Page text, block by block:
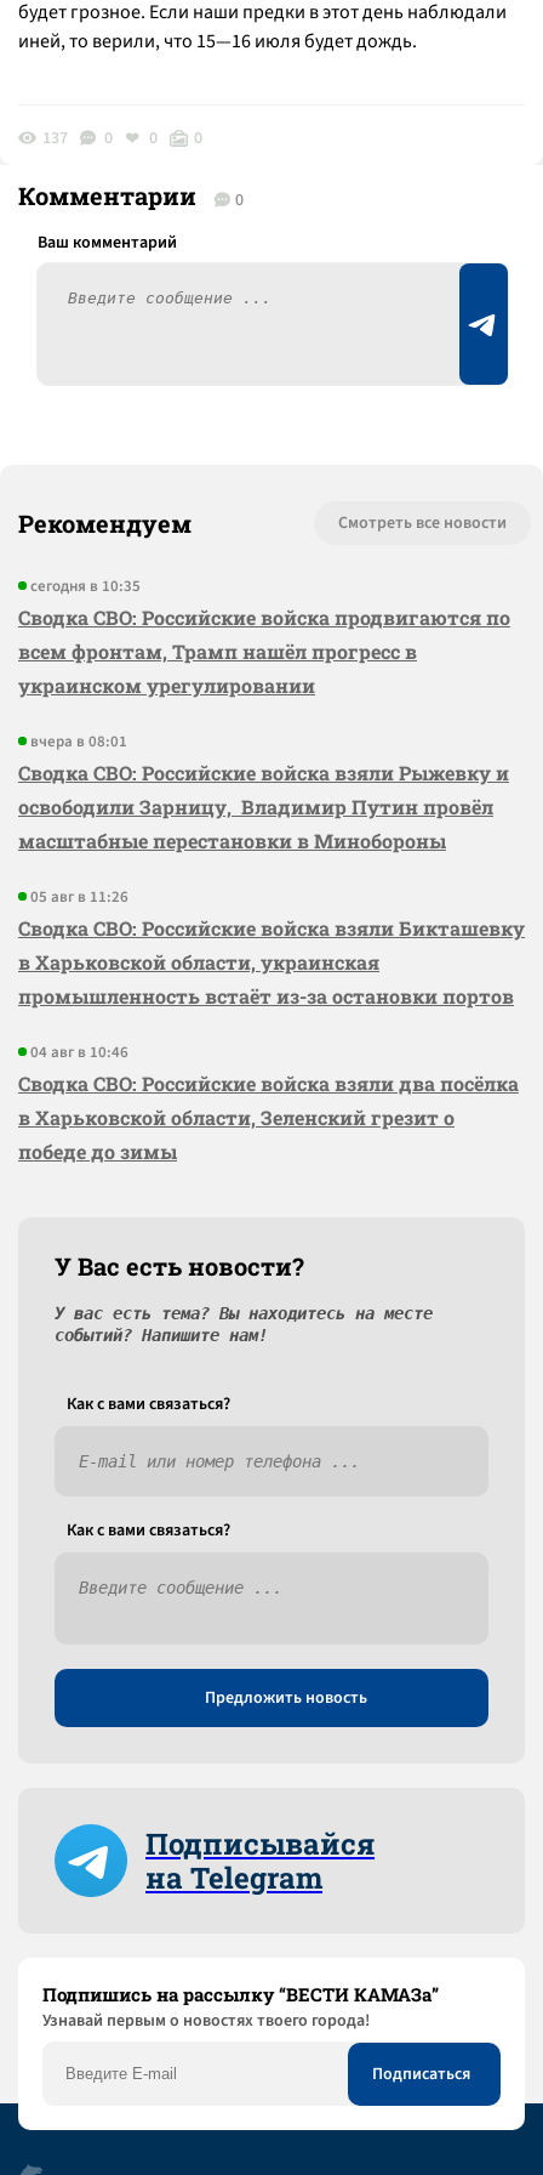
будет грозное. Если наши предки в этот день наблюдали
иней, то верили, что 15—16 июля будет дождь.
137 0 0 0
Комментарии 0
Рекомендуем Смотреть все новости
сегодня в 10:35
Сводка СВО: Российские войска продвигаются по
всем фронтам, Трамп нашёл прогресс в
украинском урегулировании
вчера в 08:01
Сводка СВО: Российские войска взяли Рыжевку и
освободили Зарницу, Владимир Путин провёл
масштабные перестановки в Минобороны
05 авг в 11:26
Сводка СВО: Российские войска взяли Бикташевку
в Харьковской области, украинская
промышленность встаёт из-за остановки портов
04 авг в 10:46
Сводка СВО: Российские войска взяли два посёлка
в Харьковской области, Зеленский грезит о
победе до зимы
У Вас есть новости?
У вас есть тема? Вы находитесь на месте
событий? Напишите нам!
Как c вами связаться?
Как c вами связаться?
Предложить новость
Подписывайся
на Telegram
Подпишись на рассылку “ВЕСТИ КАМАЗа”
Узнaвай первым о новостях твоего города!